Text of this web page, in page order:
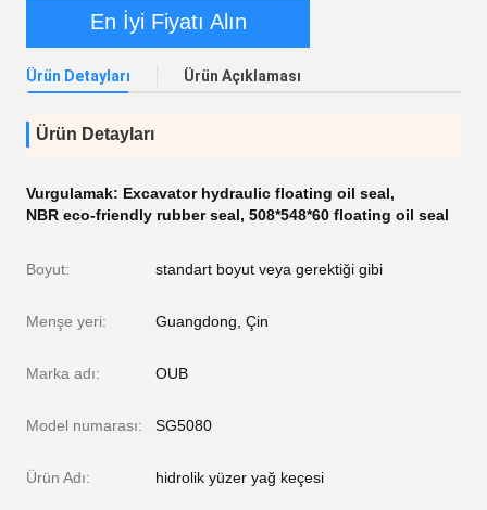
En İyi Fiyatı Alın
Ürün Detayları Ürün Açıklaması
Ürün Detayları
Vurgulamak: Excavator hydraulic floating oil seal,
NBR eco-friendly rubber seal, 508*548*60 floating oil seal
Boyut: standart boyut veya gerektiği gibi
Menşe yeri: Guangdong, Çin
Marka adı: OUB
Model numarası: SG5080
Ürün Adı: hidrolik yüzer yağ keçesi